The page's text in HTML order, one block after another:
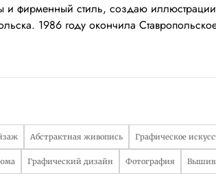
фирменный стиль, создаю
1986 году окончила
Абстрактная живопись Графическое
Графический дизайн Фотография